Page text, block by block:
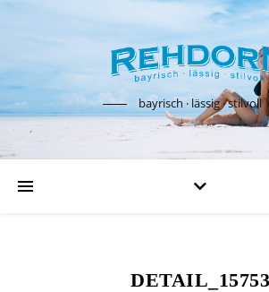
bayrisch · lässig · stilvoll
DETAIL_15753